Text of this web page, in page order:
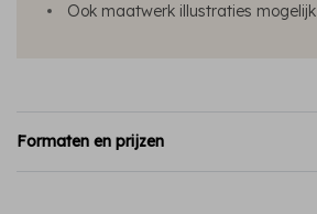
Ook maatwerk illustraties mogelijk
Formaten en prijzen